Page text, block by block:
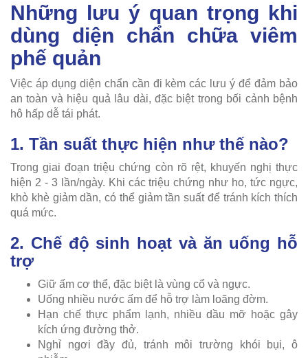
Những lưu ý quan trọng khi
dùng diện chẩn chữa viêm
phế quản
Việc áp dụng diện chẩn cần đi kèm các lưu ý để đảm bảo
an toàn và hiệu quả lâu dài, đặc biệt trong bối cảnh bệnh
hô hấp dễ tái phát.
1. Tần suất thực hiện như thế nào?
Trong giai đoạn triệu chứng còn rõ rệt, khuyến nghị thực
hiện 2 - 3 lần/ngày. Khi các triệu chứng như ho, tức ngực,
khò khè giảm dần, có thể giảm tần suất để tránh kích thích
quá mức.
2. Chế độ sinh hoạt và ăn uống hỗ
trợ
Giữ ấm cơ thể, đặc biệt là vùng cổ và ngực.
Uống nhiều nước ấm để hỗ trợ làm loãng đờm.
Hạn chế thực phẩm lạnh, nhiều dầu mỡ hoặc gây
kích ứng đường thở.
Nghỉ ngơi đầy đủ, tránh môi trường khói bụi, ô